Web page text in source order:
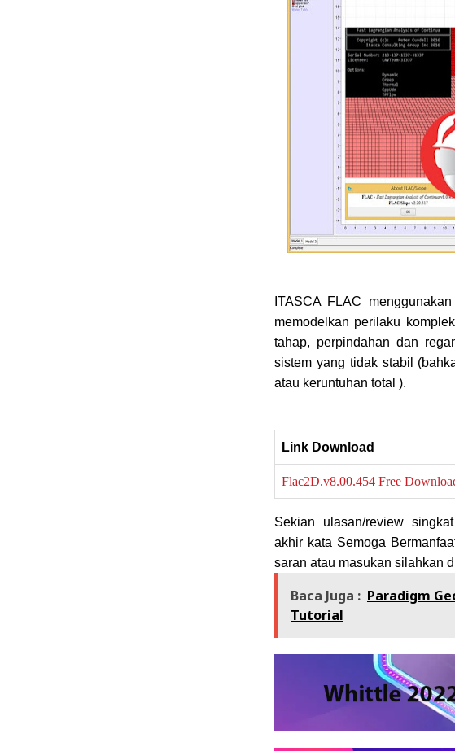
ITASCA FLAC
memodelkan perilaku
tahap, perpindahan dan
sistem yang tidak stabil
atau keruntuhan total ).
Link Download
Flac2D.v8.00.454 Free
Sekian ulasan/review
akhir kata Semoga
saran atau masukan silahkan
Baca Juga : Paradigm
Tutorial